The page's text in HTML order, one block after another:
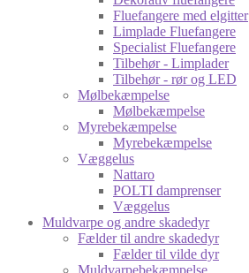
Fluefangere med elgitter
Limplade Fluefangere
Specialist Fluefangere
Tilbehør - Limplader
Tilbehør - rør og LED
Mølbekæmpelse
Mølbekæmpelse
Myrebekæmpelse
Myrebekæmpelse
Væggelus
Nattaro
POLTI damprenser
Væggelus
Muldvarpe og andre skadedyr
Fælder til andre skadedyr
Fælder til vilde dyr
Muldvarpebekæmpelse